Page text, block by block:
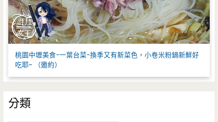
桃園中壢美食-一葉台菜-換季又有新菜色，小卷米粉鍋新鮮好
吃耶~ （邀約）
分類